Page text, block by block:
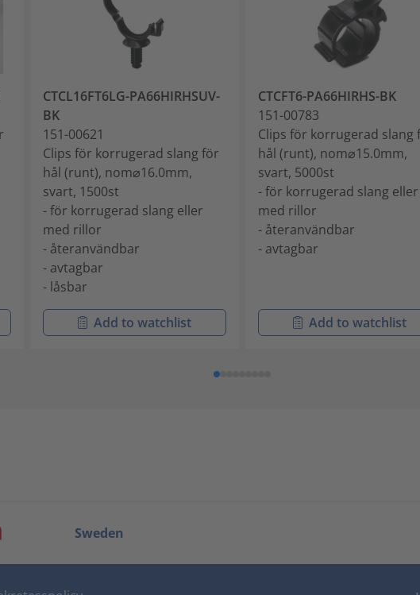
CTCL16FT6LG-PA66HIRHSUV-
BK
151-00621
Clips för korrugerad slang för
hål (runt), nom⌀16.0mm,
svart, 1500st
- för korrugerad slang eller
med rillor
- återanvändbar
- avtagbar
- låsbar
Add to watchlist
CTCFT6-PA66HIRHS-BK
151-00783
Clips för korrugerad slang
hål (runt), nom⌀15.0mm,
svart, 5000st
- för korrugerad slang eller
med rillor
- återanvändbar
- avtagbar
Add to watchlist
Sweden